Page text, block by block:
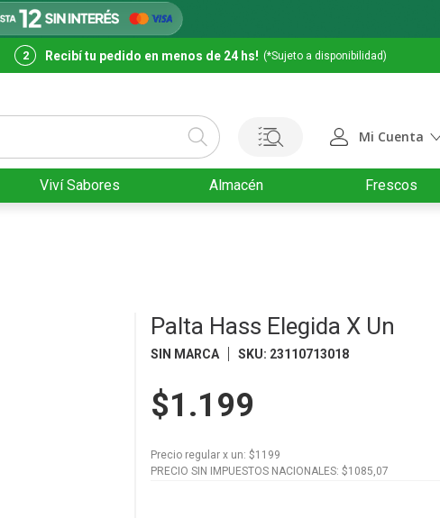
Recibí tu pedido en menos de 24 hs! (*Sujeto a disponibilidad)
Mi Cuenta
Viví Sabores Almacén Frescos
Palta Hass Elegida X Un
SIN MARCA SKU: 23110713018
$1.199
Precio regular x un: $1199
PRECIO SIN IMPUESTOS NACIONALES: $1085,07